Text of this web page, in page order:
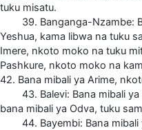
tuku misatu.
39. Banganga-Nzambe:
Yeshua, kama libwa na tuku
Imere, nkoto moko na tuku
Pashkure, nkoto moko na
42. Bana mibali ya Arime,
43. Balevi: Bana mibali
bana mibali ya Odva, tuku
44. Bayembi: Bana